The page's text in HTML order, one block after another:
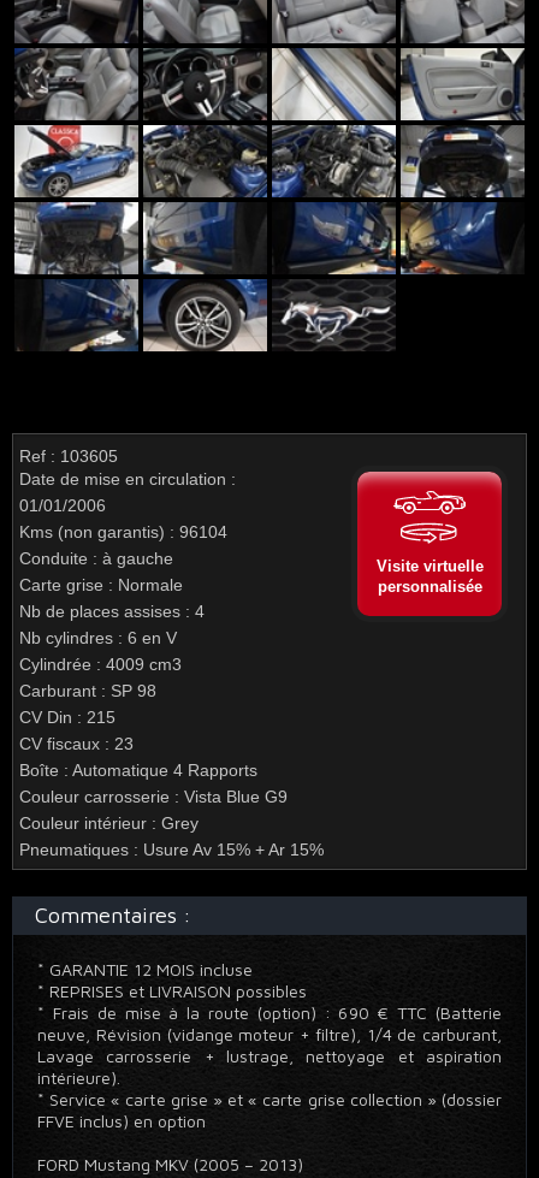
Ref : 103605
Date de mise en circulation :
01/01/2006
Kms (non garantis) : 96104
Conduite : à gauche
Carte grise : Normale
Nb de places assises : 4
Nb cylindres : 6 en V
Cylindrée : 4009 cm3
Carburant : SP 98
CV Din : 215
CV fiscaux : 23
Boîte : Automatique 4 Rapports
Couleur carrosserie : Vista Blue G9
Couleur intérieur : Grey
Pneumatiques : Usure Av 15% + Ar 15%
Visite virtuelle
personnalisée
Commentaires :
* GARANTIE 12 MOIS incluse
* REPRISES et LIVRAISON possibles
* Frais de mise à la route (option) : 690 € TTC (Batterie
neuve, Révision (vidange moteur + filtre), 1/4 de carburant,
Lavage carrosserie + lustrage, nettoyage et aspiration
intérieure).
* Service « carte grise » et « carte grise collection » (dossier
FFVE inclus) en option
FORD Mustang MKV (2005 – 2013)